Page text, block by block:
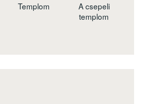
Templom
A csepeli
templom